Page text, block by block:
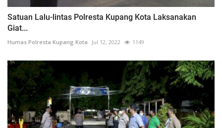
Satuan Lalu-lintas Polresta Kupang Kota Laksanakan
Giat...
Humas Polresta Kupang Kota Jul 12, 2022 1149